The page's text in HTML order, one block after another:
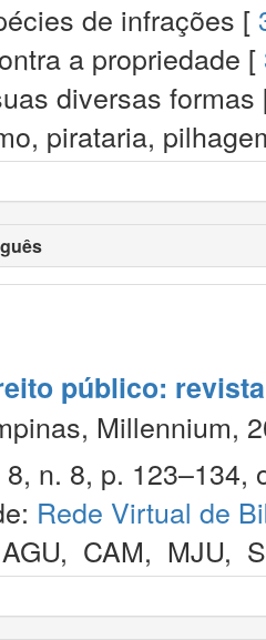
de infrações [
a propriedade [
diversas
pirataria,
público:
Millennium,
n. 8, p. 123–134,
Rede Virtual de
AGU, CAM, MJU,